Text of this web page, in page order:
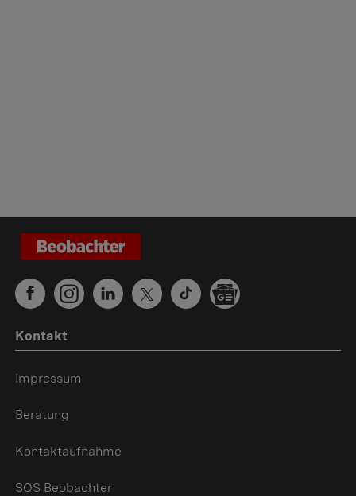
Kontakt
Impressum
Beratung
Kontaktaufnahme
SOS Beobachter